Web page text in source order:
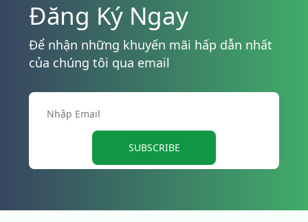
Đăng Ký Ngay
Để nhận những khuyến mãi hấp dẫn nhất
của chúng tôi qua email
SUBSCRIBE